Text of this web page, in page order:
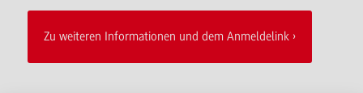
Zu weiteren Informationen und dem Anmeldelink